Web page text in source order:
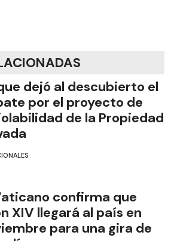
dejó al descubierto el
por el proyecto de
de la Propiedad
confirma que
XIV llegará al país en
para una gira de